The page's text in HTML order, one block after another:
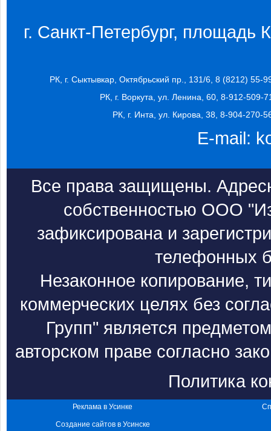
г. Санкт-Петербург, площадь
РК, г. Сыктывкар, Октябрьский пр., 131/6, 8 (8212) 55-
РК, г. Воркута, ул. Ленина, 60, 8-912-509-
РК, г. Инта, ул. Кирова, 38, 8-904-270-
E-mail:
Все права защищены.
собственностью ООО
зафиксирована и
телефонных
Незаконное копирование,
коммерческих целях без
Групп" является
авторском праве согласно
Политика
Реклама в Усинке
Создание сайтов в Усинске